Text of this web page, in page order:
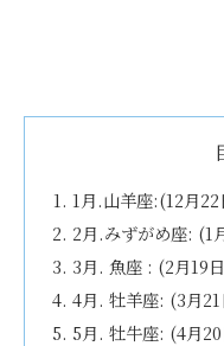
1月.山羊座:(12月
2月.みずがめ座: (1
3月. 魚座 : (2月19
4月. 牡羊座: (3月
5月. 牡牛座: (4月